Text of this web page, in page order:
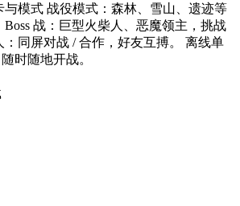
与模式 战役模式：森林、雪山、遗迹等
战：巨型火柴人、恶魔领主，挑战
同屏对战 / 合作，好友互搏。 离线单
时随地开战。